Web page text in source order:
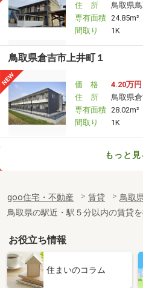
住 所
鳥取県
専有面積 24.85m²
間取り
1K
鳥取県倉吉市上井町１
価 格
4.20万円
住 所
鳥取県
専有面積 28.02m²
間取り
1K
専有面積
50.78m²
間取り
3DK
鳥取県鳥取市湖山町南５丁目
価 格
3.90万円
鳥取県
もっと見
goo住宅・不動産 賃貸
鳥取
鳥取県の駅近・駅５分以内の賃貸
お役立ち情報
住まいのコラム